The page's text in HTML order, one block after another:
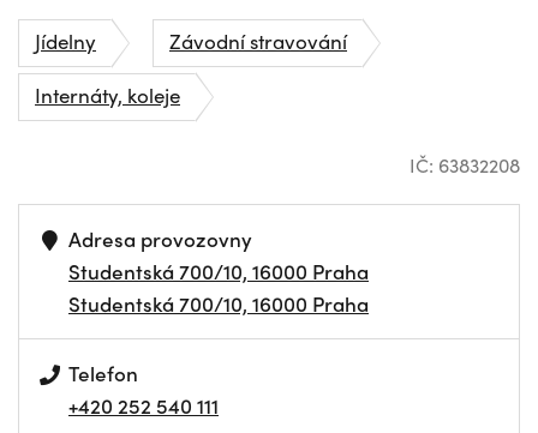
Jídelny
Závodní stravování
Internáty, koleje
IČ: 63832208
Adresa provozovny
Studentská 700/10, 16000 Praha
Studentská 700/10, 16000 Praha
Telefon
+420 252 540 111